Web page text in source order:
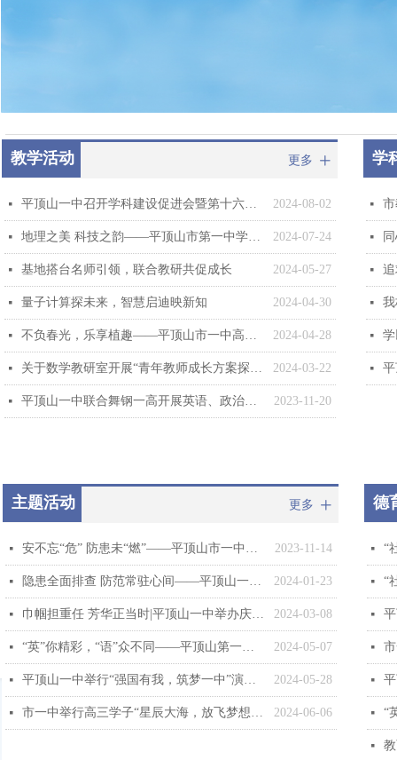
教学活动 更多 ꄸ
2024-08-02
넷 平顶山一中召开学科建设促进会暨第十六届青年教师教学基本功大赛启动仪式
2024-07-24
넷 地理之美 科技之韵——平顶山市第一中学选派学生参加河南省地理学科夏令营
2024-05-27
넷 基地搭台名师引领，联合教研共促成长
2024-04-30
넷 量子计算探未来，智慧启迪映新知
2024-04-28
넷 不负春光，乐享植趣——平顶山市一中高一年级生物教研活动：为豌豆进行人工杂交
2024-03-22
넷 关于数学教研室开展“青年教师成长方案探讨”的系列教研会活动的通报
2023-11-20
넷 平顶山一中联合舞钢一高开展英语、政治、生物联合大教研活动
主题活动 更多 ꄸ
2023-11-14
넷 安不忘“危” 防患未“燃”——平顶山市一中举行“119”消防安全主题教育系列活动
2024-01-23
넷 隐患全面排查 防范常驻心间——平顶山一中开展校园消防安全隐患专项排查整治活动
2024-03-08
넷 巾帼担重任 芳华正当时|平顶山一中举办庆“三八”趣味运动会
2024-05-07
넷 “英”你精彩，“语”众不同——平顶山第一中学开展英语才艺展示活动
2024-05-28
넷 平顶山一中举行“强国有我，筑梦一中”演讲比赛
2024-06-06
넷 市一中举行高三学子“星辰大海，放飞梦想”主题活动
德
넷
넷
넷
넷
넷
넷
넷
学
넷
넷
넷
넷
넷
넷